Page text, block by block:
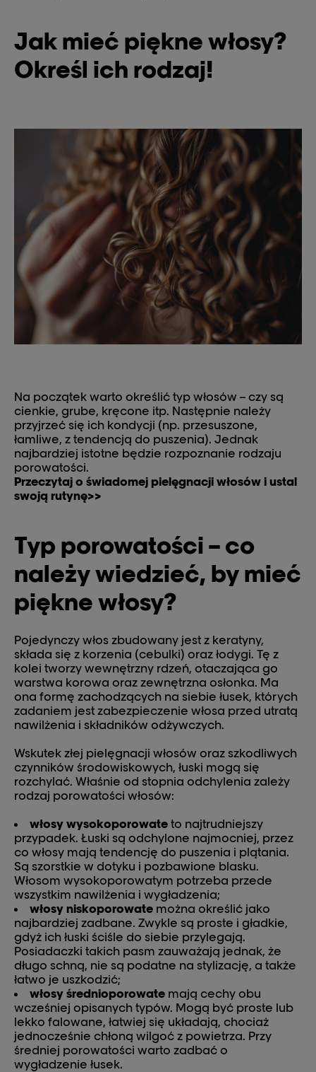
Jak mieć piękne włosy?
Określ ich rodzaj!
Na początek warto określić typ włosów – czy są
cienkie, grube, kręcone itp. Następnie należy
przyjrzeć się ich kondycji (np. przesuszone,
łamliwe, z tendencją do puszenia). Jednak
najbardziej istotne będzie rozpoznanie rodzaju
porowatości.
Przeczytaj o świadomej pielęgnacji włosów i ustal
swoją rutynę>>
Typ porowatości – co
należy wiedzieć, by mieć
piękne włosy?
Pojedynczy włos zbudowany jest z keratyny,
składa się z korzenia (cebulki) oraz łodygi. Tę z
kolei tworzy wewnętrzny rdzeń, otaczająca go
warstwa korowa oraz zewnętrzna osłonka. Ma
ona formę zachodzących na siebie łusek, których
zadaniem jest zabezpieczenie włosa przed utratą
nawilżenia i składników odżywczych.
Wskutek złej pielęgnacji włosów oraz szkodliwych
czynników środowiskowych, łuski mogą się
rozchylać. Właśnie od stopnia odchylenia zależy
rodzaj porowatości włosów:
włosy wysokoporowate to najtrudniejszy
przypadek. Łuski są odchylone najmocniej, przez
co włosy mają tendencję do puszenia i plątania.
Są szorstkie w dotyku i pozbawione blasku.
Włosom wysokoporowatym potrzeba przede
wszystkim nawilżenia i wygładzenia;
włosy niskoporowate można określić jako
najbardziej zadbane. Zwykle są proste i gładkie,
gdyż ich łuski ściśle do siebie przylegają.
Posiadaczki takich pasm zauważają jednak, że
długo schną, nie są podatne na stylizację, a także
łatwo je uszkodzić;
włosy średnioporowate mają cechy obu
wcześniej opisanych typów. Mogą być proste lub
lekko falowane, łatwiej się układają, chociaż
jednocześnie chłoną wilgoć z powietrza. Przy
średniej porowatości warto zadbać o
wygładzenie łusek.